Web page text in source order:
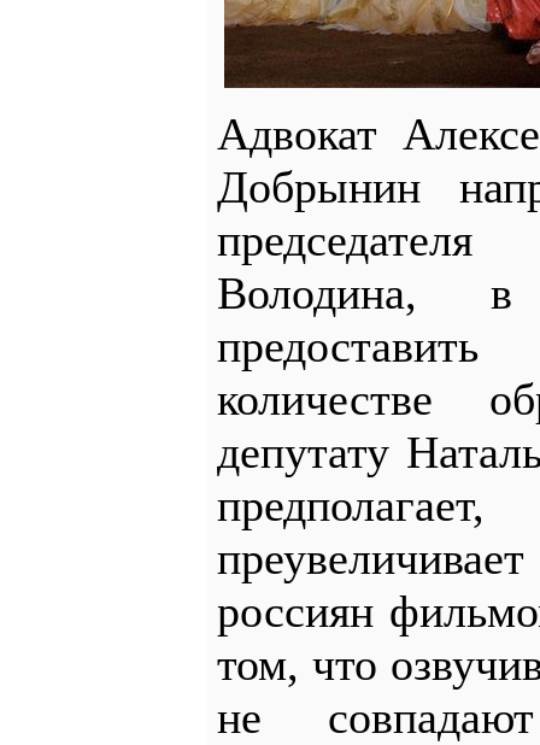
Адвокат
Добрынин
Володина, в
количестве
депутату
россиян
том, что
не